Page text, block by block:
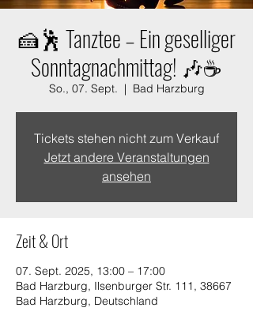
🍰🕺 Tanztee – Ein geselliger
Sonntagnachmittag! 🎶☕
So., 07. Sept.
  |
Bad Harzburg
Tickets stehen nicht zum Verkauf
Jetzt andere Veranstaltungen
ansehen
Zeit & Ort
07. Sept. 2025, 13:00 – 17:00
Bad Harzburg, Ilsenburger Str. 111, 38667
Bad Harzburg, Deutschland